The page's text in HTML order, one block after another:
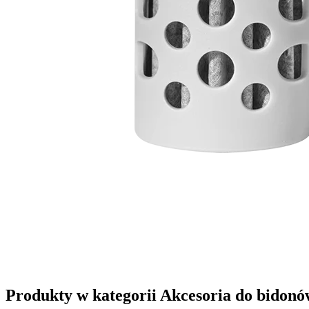
Produkty w kategorii Akcesoria do